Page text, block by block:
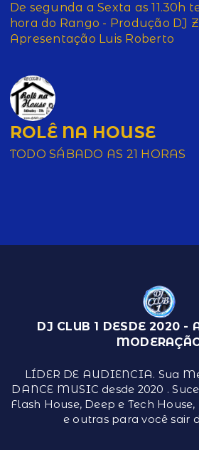
De segunda a Sexta as 11.30h
hora do Rango - Produção DJ
Apresentação Luis Roberto
ROLÊ NA HOUSE
TODO SÁBADO AS 21 HORAS
DJ CLUB 1 DESDE 2020 -
LÍDER DE AUDIENCIA. Sua
DANCE MUSIC desde 2020 .
Flash House, Deep e Tech
e outras para você sair